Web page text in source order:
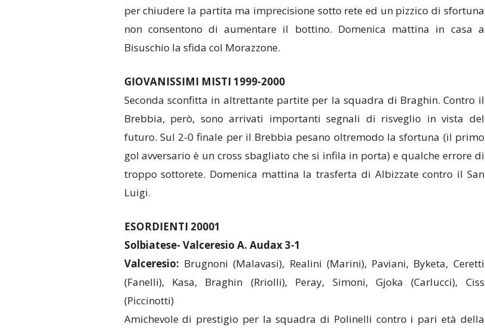
per chiudere la partita ma imprecisione sotto rete ed un pizzico di sfortuna
non consentono di aumentare il bottino. Domenica mattina in casa a
Bisuschio la sfida col Morazzone.
GIOVANISSIMI MISTI 1999-2000
Seconda sconfitta in altrettante partite per la squadra di Braghin. Contro il
Brebbia, però, sono arrivati importanti segnali di risveglio in vista del
futuro. Sul 2-0 finale per il Brebbia pesano oltremodo la sfortuna (il primo
gol avversario è un cross sbagliato che si infila in porta) e qualche errore di
troppo sottorete. Domenica mattina la trasferta di Albizzate contro il San
Luigi.
ESORDIENTI 20001
Solbiatese- Valceresio A. Audax 3-1
Valceresio: Brugnoni (Malavasi), Realini (Marini), Paviani, Byketa, Ceretti
(Fanelli), Kasa, Braghin (Rriolli), Peray, Simoni, Gjoka (Carlucci), Ciss
(Piccinotti)
Amichevole di prestigio per la squadra di Polinelli contro i pari età della